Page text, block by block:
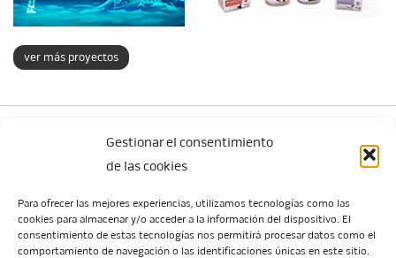
Gestionar el consentimiento
de las cookies
Para ofrecer las mejores experiencias, utilizamos tecnologías como las
cookies para almacenar y/o acceder a la información del dispositivo. El
consentimiento de estas tecnologías nos permitirá procesar datos como el
comportamiento de navegación o las identificaciones únicas en este sitio.
ver más proyectos
Escuela de Arte de Zaragoza
María Zambrano, 5